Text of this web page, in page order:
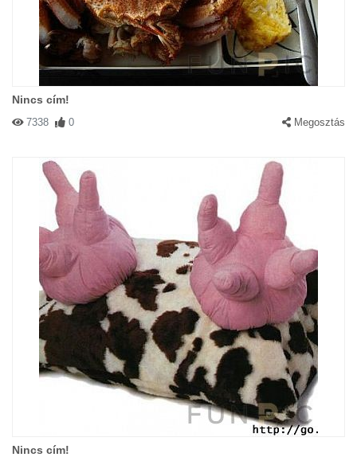
Nincs cím!
7338 0 Megosztás
Nincs cím!